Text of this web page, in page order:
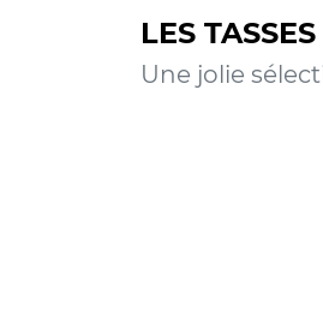
LES
Une jolie